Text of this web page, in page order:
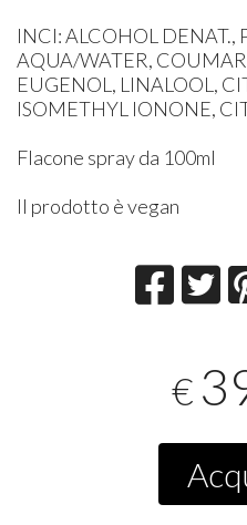
INCI: ​​​​​​ALCOHOL
AQUA/WATER,
EUGENOL, LINALOOL,
ISOMETHYL IONONE,
Flacone spray da 100ml
Il prodotto è vegan
€